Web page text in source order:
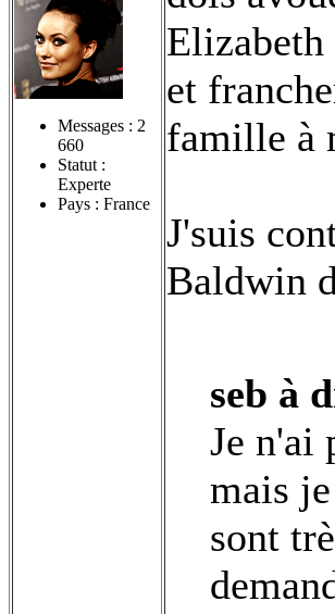
Messages : 2
660
Statut :
Experte
Pays : France
et
famille à
J'suis
Baldwin
seb à
Je n'ai
mais
sont